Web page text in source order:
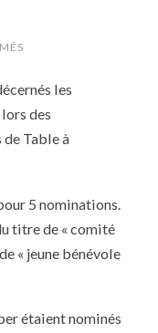
POUR
AUX
DE
les
des
Table à
5 nominations.
titre de « comité
« jeune bénévole
étaient nominés